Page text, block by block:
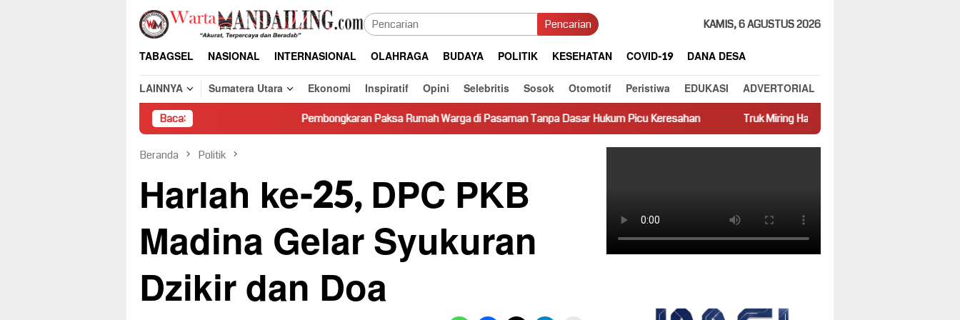
Loncat
konten
Pencarian KAMIS, 6 AGUSTUS 2026
TABAGSEL NASIONAL INTERNASIONAL OLAHRAGA BUDAYA POLITIK KESEHATAN COVID-19
DANA DESA
LAINNYA
Sumatera Utara Ekonomi Inspiratif Opini Selebritis Sosok Otomotif Peristiwa EDUKASI ADVERTORIAL
Baca: Pembongkaran Paksa Rumah Warga di Pasaman Tanpa Dasar Hukum Picu Keresahan Truk Miring Hambat Arus Lalu Lintas di Jalan Panti–Simpang Empat
Beranda Politik
Harlah ke-25, DPC PKB
Madina Gelar Syukuran
Dzikir dan Doa